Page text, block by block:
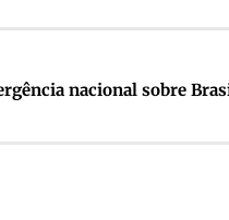
nacional sobre